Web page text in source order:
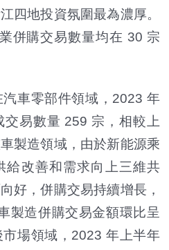
四地投資氛圍最為濃厚。
併購交易數量均在 30 宗
車零部件領域，2023 年
交易數量 259 宗，相較上
製造領域，由於新能源乘
給改善和需求向上三維共
好，併購交易持續增長，
製造併購交易金額環比呈
場領域，2023 年上半年